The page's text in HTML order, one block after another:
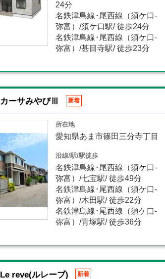
24分
名鉄津島線･尾西線（須ケ口-
弥富）/須ケ口駅/ 徒歩24分
名鉄津島線･尾西線（須ケ口-
弥富）/甚目寺駅/ 徒歩23分
カーサみやびⅢ 新着
所在地
愛知県あま市篠田三分寺丁目
沿線/駅/駅徒歩
名鉄津島線･尾西線（須ケ口-
弥富）/七宝駅/ 徒歩49分
名鉄津島線･尾西線（須ケ口-
弥富）/木田駅/ 徒歩22分
名鉄津島線･尾西線（須ケ口-
弥富）/青塚駅/ 徒歩36分
Le reve(ルレーブ) 新着